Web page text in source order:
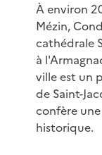
À environ
Mézin,
cathédrale
à
ville est un
de Saint-
confère
historique.